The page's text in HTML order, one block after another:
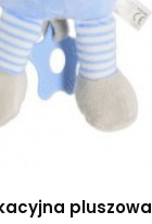
pluszowa